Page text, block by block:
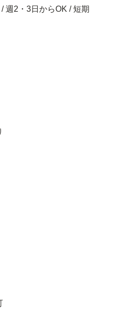
週2・3日からOK / 短期